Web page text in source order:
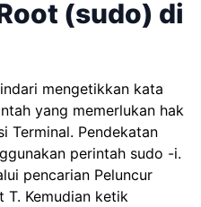
(sudo) di
mengetikkan kata
yang memerlukan hak
Terminal. Pendekatan
perintah sudo -i.
pencarian Peluncur
Kemudian ketik